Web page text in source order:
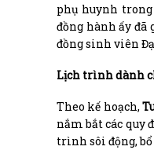
phụ huynh
đồng hành ấy
đồng sinh viên
Lịch trình dành
Theo kế hoạch,
nắm bắt các quy
trình sôi động,